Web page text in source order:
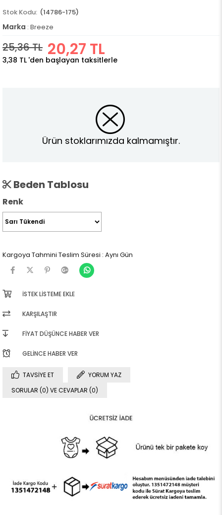
(14786-175)
Marka : Breeze
25,36 TL 20,27 TL
3,38 TL 'den başlayan taksitlerle
Ürün stoklarımızda kalmamıştır.
Beden Tablosu
Renk
Kargoya Tahmini Teslim Süresi : Aynı Gün
İSTEK LISTEME EKLE
KARŞILAŞTIR
FIYAT DÜŞÜNCE HABER VER
GELINCE HABER VER
TAVSIYE ET
YORUM YAZ
SORULAR (0) VE CEVAPLAR (0)